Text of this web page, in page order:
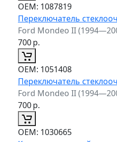
ОЕМ: 1087819
Переключатель
Ford Mondeo II
700р.
ОЕМ: 1051408
Переключатель
Ford Mondeo II
700р.
ОЕМ: 1030665